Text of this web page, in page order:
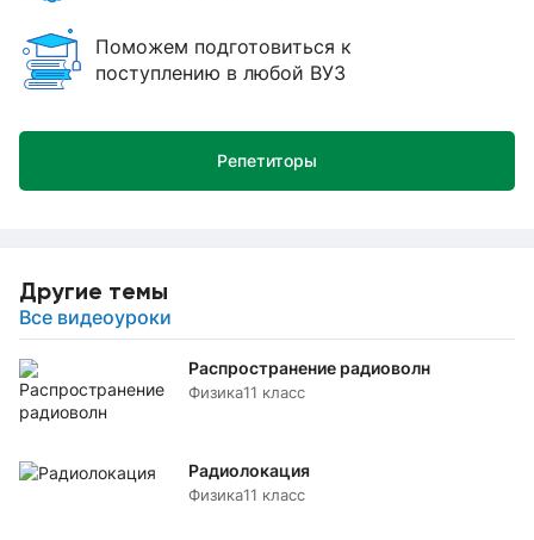
Другие темы
Все видеоуроки
Распространение радиоволн
Физика11 класс
Радиолокация
Физика11 класс
Поможем подготовиться к
поступлению в любой ВУЗ
Репетиторы